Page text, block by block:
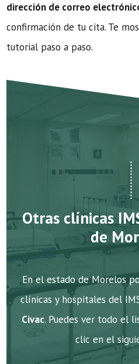
dirección de correo
confirmación de tu cita. Te
tutorial paso a paso.
Otras clínicas
de
En el estado de Morelos
clínicas y hospitales del
Civac. Puedes ver todo el
clic en el